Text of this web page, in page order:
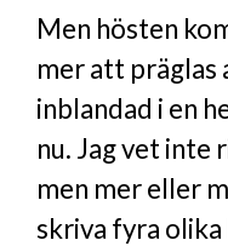
Men hösten
mer att präglas
inblandad i en
nu. Jag vet inte
men mer eller
skriva fyra olika